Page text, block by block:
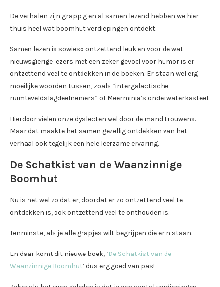
De verhalen zijn grappig en al samen lezend hebben we hier
thuis heel wat boomhut verdiepingen ontdekt.
Samen lezen is sowieso ontzettend leuk en voor de wat
nieuwsgierige lezers met een zeker gevoel voor humor is er
ontzettend veel te ontdekken in de boeken. Er staan wel erg
moeilijke woorden tussen, zoals “intergalactische
ruimteveldslagdeelnemers” of Meerminia’s onderwaterkasteel.
Hierdoor vielen onze dyslecten wel door de mand trouwens.
Maar dat maakte het samen gezellig ontdekken van het
verhaal ook tegelijk een hele leerzame ervaring.
De Schatkist van de Waanzinnige
Boomhut
Nu is het wel zo dat er, doordat er zo ontzettend veel te
ontdekken is, ook ontzettend veel te onthouden is.
Tenminste, als je alle grapjes wilt begrijpen die erin staan.
En daar komt dit nieuwe boek, ‘De Schatkist van de
Waanzinnige Boomhut’ dus erg goed van pas!